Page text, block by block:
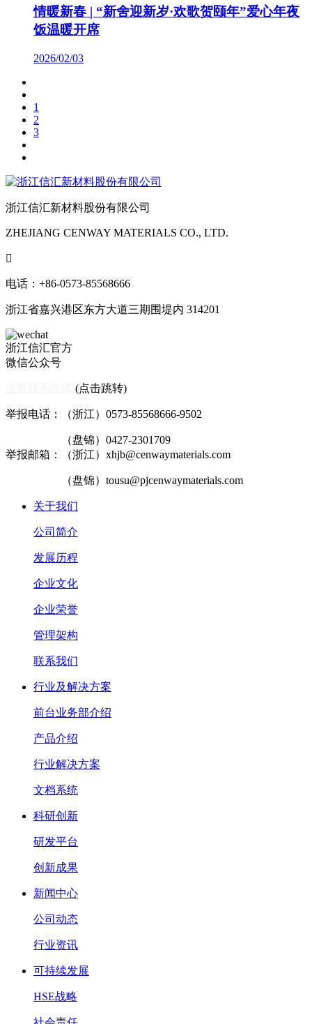
情暖新春 | “新舍迎新岁·欢歌贺颐年”爱心年夜
饭温暖开席
2026/02/03
1
2
3
浙江信汇新材料股份有限公司
ZHEJIANG CENWAY MATERIALS CO., LTD.

电话：+86-0573-85568666
浙江省嘉兴港区东方大道三期围堤内 314201
浙江信汇官方
微信公众号
(点击跳转)
举报电话：（浙江）0573-85568666-9502
（盘锦）0427-2301709
举报邮箱：（浙江）xhjb@cenwaymaterials.com
（盘锦）tousu@pjcenwaymaterials.com
关于我们
公司简介
发展历程
企业文化
企业荣誉
管理架构
联系我们
行业及解决方案
前台业务部介绍
产品介绍
行业解决方案
文档系统
科研创新
研发平台
创新成果
新闻中心
公司动态
行业资讯
可持续发展
HSE战略